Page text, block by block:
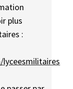
plus
: